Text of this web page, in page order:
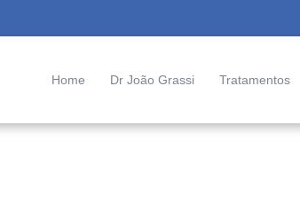
Home Dr João Grassi Tratamentos